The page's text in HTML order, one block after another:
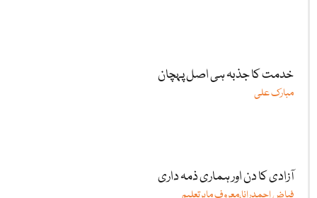
خدمت کا جذبہ ہی اصل پہچان
مبارک علی
آزادی کا دن اور ہماری ذمہ داری
فیاض احمدرانا،معروف ماہرتعلیم